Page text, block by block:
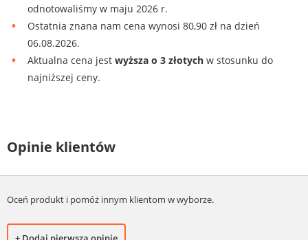
odnotowaliśmy w maju 2026 r.
Ostatnia znana nam cena wynosi 80,90 zł na dzień
06.08.2026.
Aktualna cena jest wyższa o 3 złotych w stosunku do
najniższej ceny.
Opinie klientów
Oceń produkt i pomóż innym klientom w wyborze.